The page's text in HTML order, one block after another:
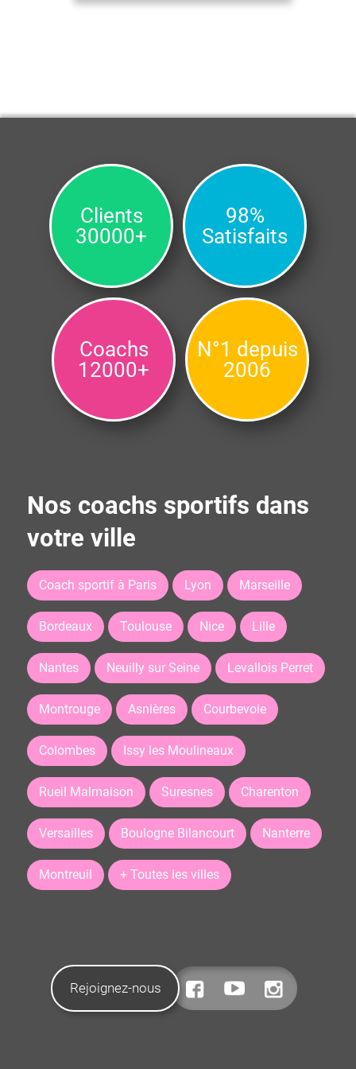
Clients
30000+
98%
Satisfaits
Coachs
12000+
N°1 depuis
2006
Nos coachs sportifs dans
votre ville
Coach sportif à Paris Lyon Marseille
Bordeaux Toulouse Nice Lille
Nantes Neuilly sur Seine Levallois Perret
Montrouge Asnières Courbevoie
Colombes Issy les Moulineaux
Rueil Malmaison Suresnes Charenton
Versailles Boulogne Bilancourt Nanterre
Montreuil + Toutes les villes
Rejoignez-nous